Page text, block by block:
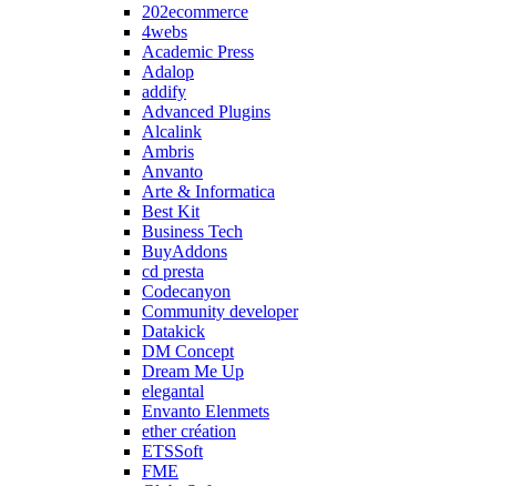
202ecommerce
4webs
Academic Press
Adalop
addify
Advanced Plugins
Alcalink
Ambris
Anvanto
Arte & Informatica
Best Kit
Business Tech
BuyAddons
cd presta
Codecanyon
Community developer
Datakick
DM Concept
Dream Me Up
elegantal
Envanto Elenmets
ether création
ETSSoft
FME